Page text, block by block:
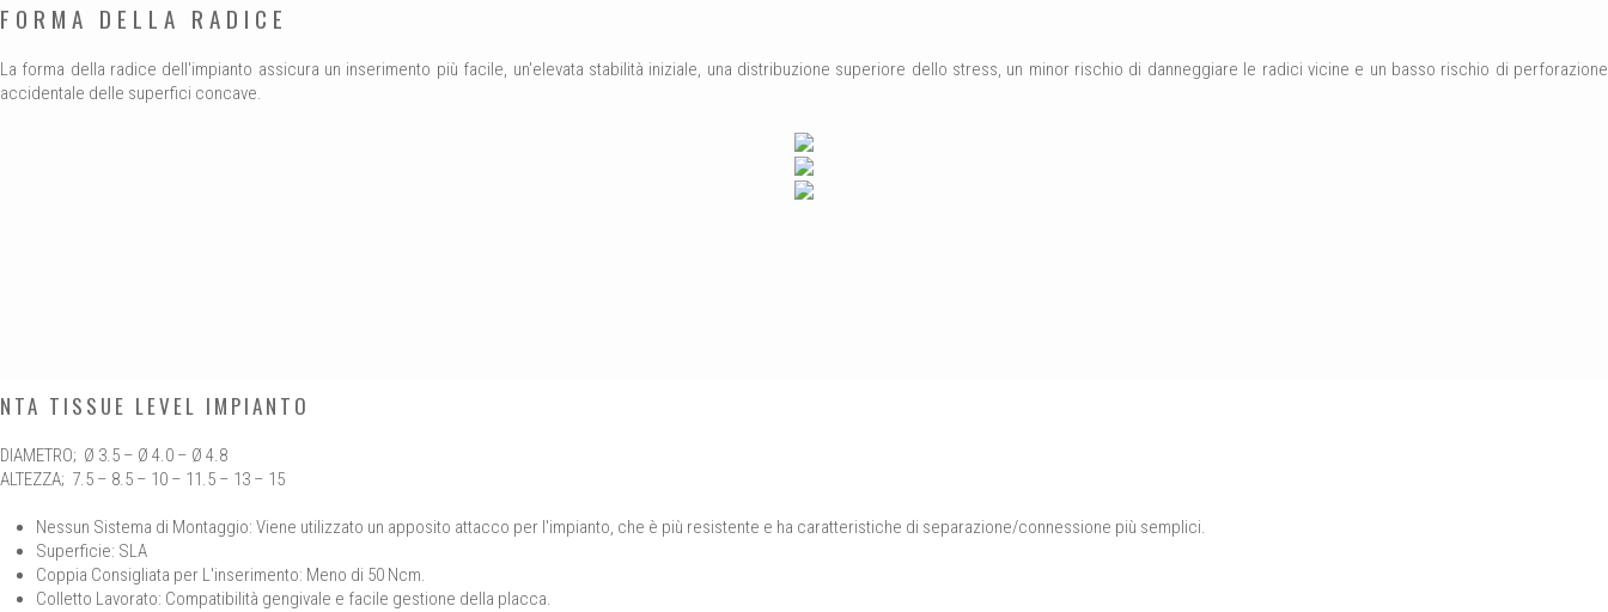
FORMA DELLA RADICE
La forma della radice dell'impianto assicura un inserimento più facile, un'elevata stabilità iniziale, una distribuzione superiore dello stress, un minor rischio di danneggiare le radici vicine e un basso rischio di perforazione
accidentale delle superfici concave.
NTA TISSUE LEVEL IMPIANTO
DIAMETRO; Ø 3.5 – Ø 4.0 – Ø 4.8
ALTEZZA; 7.5 – 8.5 – 10 – 11.5 – 13 – 15
Nessun Sistema di Montaggio: Viene utilizzato un apposito attacco per l'impianto, che è più resistente e ha caratteristiche di separazione/connessione più semplici.
Superficie: SLA
Coppia Consigliata per L'inserimento: Meno di 50 Ncm.
Colletto Lavorato: Compatibilità gengivale e facile gestione della placca.